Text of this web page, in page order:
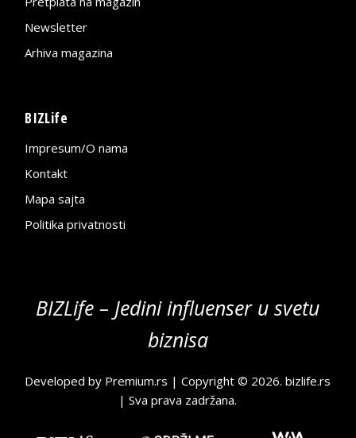
Newsletter
Arhiva magazina
BIZLife
Impresum/O nama
Kontakt
Mapa sajta
Politika privatnosti
BIZLife – Jedini influenser u svetu
biznisa
Developed by Premium.rs | Copyright © 2026.bizlife.rs
| Sva prava zadržana.